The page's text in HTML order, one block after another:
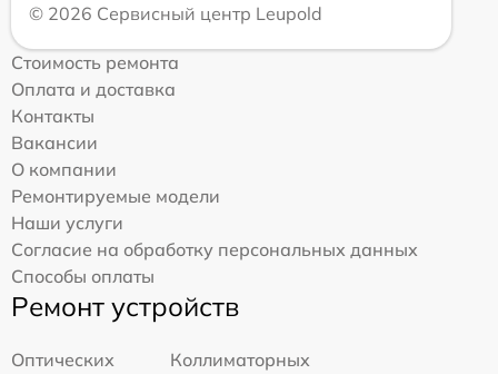
© 2026 Сервисный центр Leupold
Стоимость ремонта
Оплата и доставка
Контакты
Вакансии
О компании
Ремонтируемые модели
Наши услуги
Согласие на обработку персональных данных
Способы оплаты
Ремонт устройств
Оптических
Коллиматорных